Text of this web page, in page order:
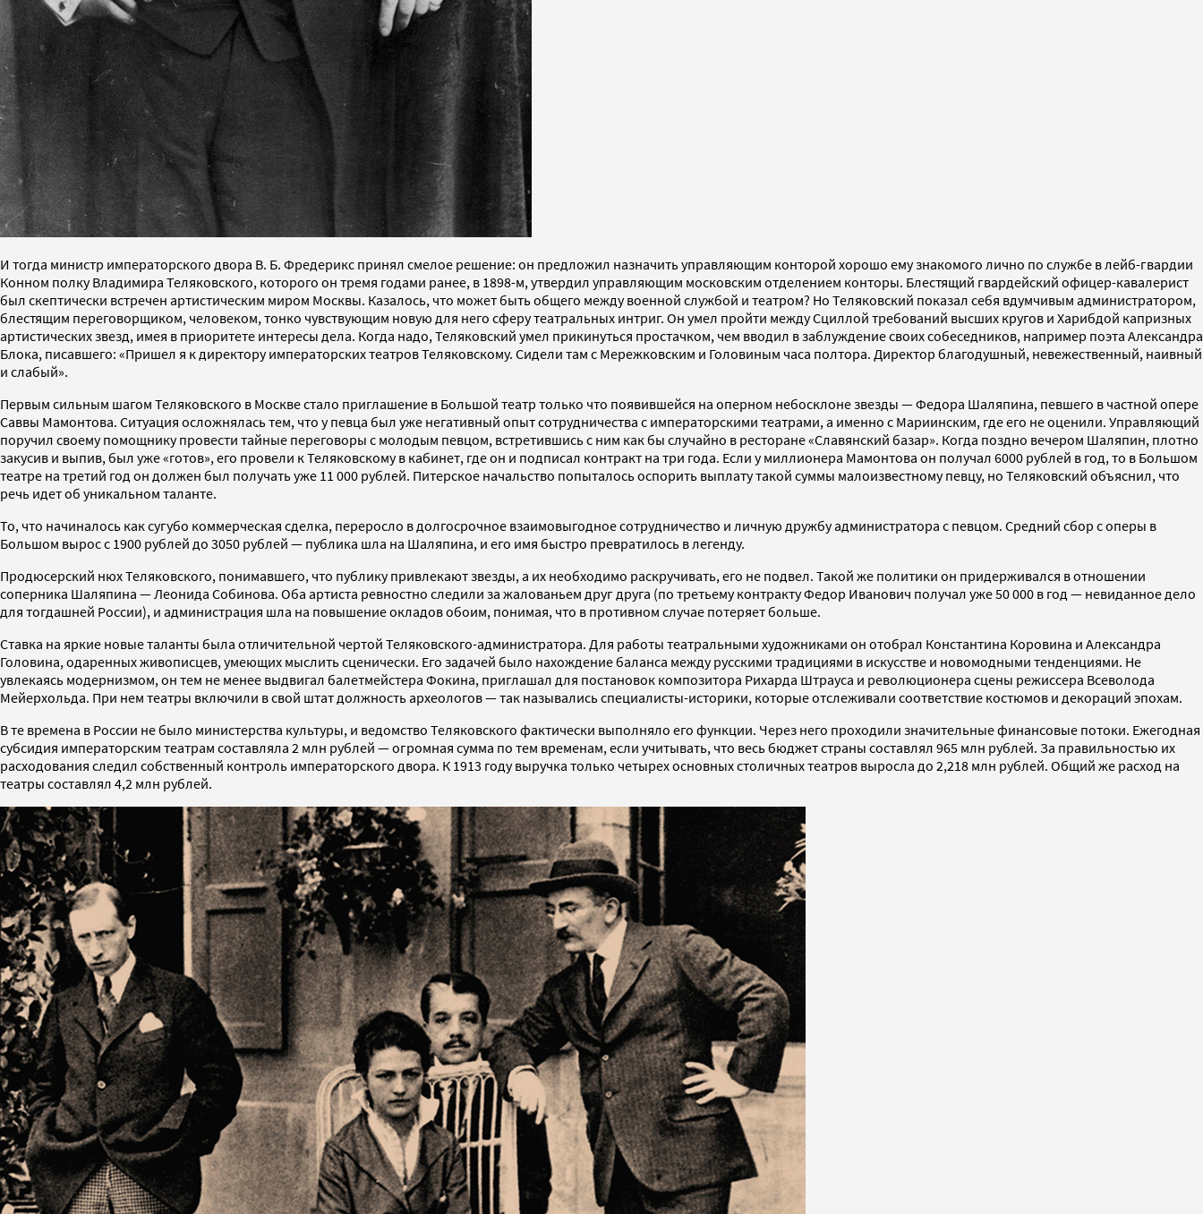
И тогда министр императорского двора В. Б. Фредерикс принял смелое решение: он предложил назначить управляющим конторой хорошо ему знакомого лично по службе в лейб-гвардии
Конном полку Владимира Теляковского, которого он тремя годами ранее, в 1898-м, утвердил управляющим московским отделением конторы. Блестящий гвардейский офицер-кавалерист
был скептически встречен артистическим миром Москвы. Казалось, что может быть общего между военной службой и театром? Но Теляковский показал себя вдумчивым администратором,
блестящим переговорщиком, человеком, тонко чувствующим новую для него сферу театральных интриг. Он умел пройти между Сциллой требований высших кругов и Харибдой капризных
артистических звезд, имея в приоритете интересы дела. Когда надо, Теляковский умел прикинуться простачком, чем вводил в заблуждение своих собеседников, например поэта Александра
Блока, писавшего: «Пришел я к директору императорских театров Теляковскому. Сидели там с Мережковским и Головиным часа полтора. Директор благодушный, невежественный, наивный
и слабый».
Первым сильным шагом Теляковского в Москве стало приглашение в Большой театр только что появившейся на оперном небосклоне звезды — Федора Шаляпина, певшего в частной опере
Саввы Мамонтова. Ситуация осложнялась тем, что у певца был уже негативный опыт сотрудничества с императорскими театрами, а именно с Мариинским, где его не оценили. Управляющий
поручил своему помощнику провести тайные переговоры с молодым певцом, встретившись с ним как бы случайно в ресторане «Славянский базар». Когда поздно вечером Шаляпин, плотно
закусив и выпив, был уже «готов», его провели к Теляковскому в кабинет, где он и подписал контракт на три года. Если у миллионера Мамонтова он получал 6000 рублей в год, то в Большом
театре на третий год он должен был получать уже 11 000 рублей. Питерское начальство попыталось оспорить выплату такой суммы малоизвестному певцу, но Теляковский объяснил, что
речь идет об уникальном таланте.
То, что начиналось как сугубо коммерческая сделка, переросло в долгосрочное взаимовыгодное сотрудничество и личную дружбу администратора с певцом. Средний сбор с оперы в
Большом вырос с 1900 рублей до 3050 рублей — публика шла на Шаляпина, и его имя быстро превратилось в легенду.
Продюсерский нюх Теляковского, понимавшего, что публику привлекают звезды, а их необходимо раскручивать, его не подвел. Такой же политики он придерживался в отношении
соперника Шаляпина — Леонида Собинова. Оба артиста ревностно следили за жалованьем друг друга (по третьему контракту Федор Иванович получал уже 50 000 в год — невиданное дело
для тогдашней России), и администрация шла на повышение окладов обоим, понимая, что в противном случае потеряет больше.
Ставка на яркие новые таланты была отличительной чертой Теляковского-администратора. Для работы театральными художниками он отобрал Константина Коровина и Александра
Головина, одаренных живописцев, умеющих мыслить сценически. Его задачей было нахождение баланса между русскими традициями в искусстве и новомодными тенденциями. Не
увлекаясь модернизмом, он тем не менее выдвигал балетмейстера Фокина, приглашал для постановок композитора Рихарда Штрауса и революционера сцены режиссера Всеволода
Мейерхольда. При нем театры включили в свой штат должность археологов — так назывались специалисты-историки, которые отслеживали соответствие костюмов и декораций эпохам.
В те времена в России не было министерства культуры, и ведомство Теляковского фактически выполняло его функции. Через него проходили значительные финансовые потоки. Ежегодная
субсидия императорским театрам составляла 2 млн рублей — огромная сумма по тем временам, если учитывать, что весь бюджет страны составлял 965 млн рублей. За правильностью их
расходования следил собственный контроль императорского двора. К 1913 году выручка только четырех основных столичных театров выросла до 2,218 млн рублей. Общий же расход на
театры составлял 4,2 млн рублей.